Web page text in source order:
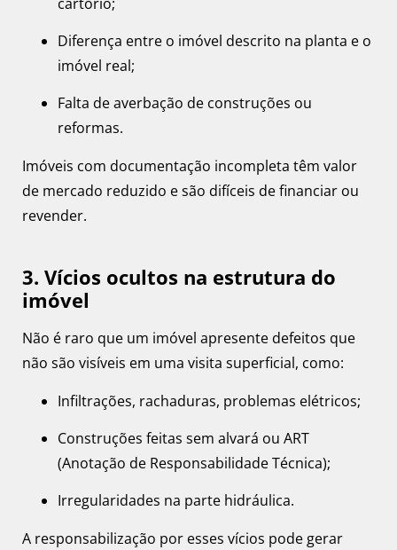
Diferença entre o imóvel descrito na planta e o
imóvel real;
Falta de averbação de construções ou
reformas.
Imóveis com documentação incompleta têm valor
de mercado reduzido e são difíceis de financiar ou
revender.
3. Vícios ocultos na estrutura do
imóvel
Não é raro que um imóvel apresente defeitos que
não são visíveis em uma visita superficial, como:
Infiltrações, rachaduras, problemas elétricos;
Construções feitas sem alvará ou ART
(Anotação de Responsabilidade Técnica);
Irregularidades na parte hidráulica.
A responsabilização por esses vícios pode gerar